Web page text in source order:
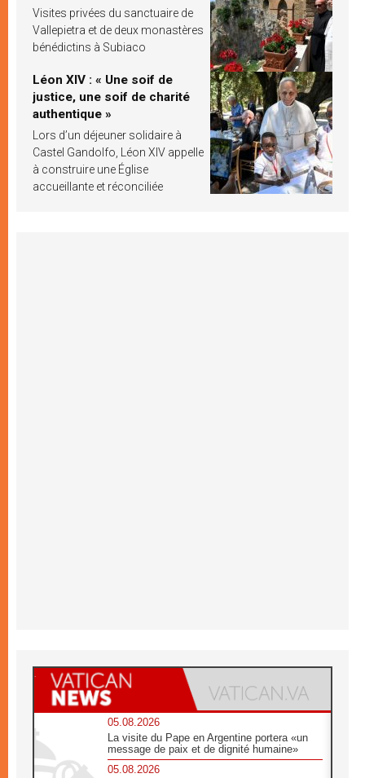
Visites privées du sanctuaire de
Vallepietra et de deux monastères
bénédictins à Subiaco
Léon XIV : « Une soif de
justice, une soif de charité
authentique »
Lors d’un déjeuner solidaire à
Castel Gandolfo, Léon XIV appelle
à construire une Église
accueillante et réconciliée
05.08.2026
La visite du Pape en Argentine portera «un
message de paix et de dignité humaine»
05.08.2026